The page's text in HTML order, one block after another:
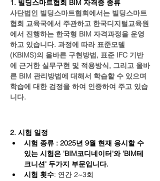
1. 빌딩스마트협회 BIM 자격증 종류
사단법인 빌딩스마트협회에서는 빌딩스마트
협회 교육국에서 주관하고 한국디지털교육원
에서 진행하는 한국형 BIM 자격과정을 운영
하고 있습니다. 과정에 따라 표준모델
(KBIMS)의 올바른 구현방법, 표준 IFC 기반
에 근거한 실무구현 및 적용방식, 그리고 올바
른 BIM 관리방법에 대해서 학습할 수 있으며
학습에 대한 검정을 하여 인증하여 주고 있습
니다.
2. 시험 일정
시험 종류 : 2025년 9월 현재 응시할 수
있는 시험은 'BIM코디네이터'와 'BIM테
크니션' 두가지 부문입니다.
시험 횟수: 연간 2~3회